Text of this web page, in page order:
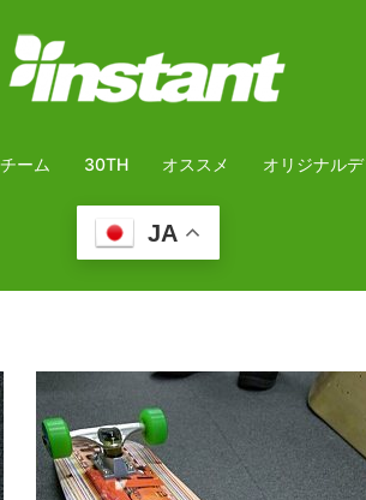
チーム 30TH オススメ オリジナル
JA